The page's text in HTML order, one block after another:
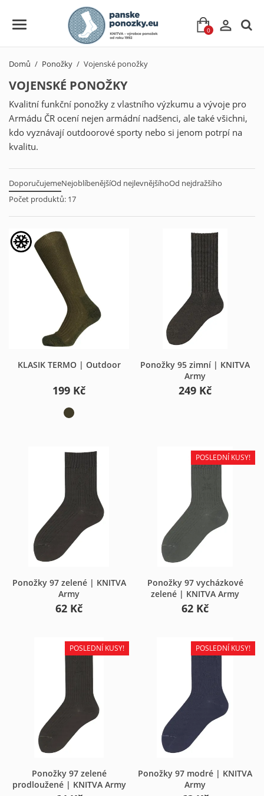
0 
Domů Ponožky Vojenské ponožky
VOJENSKÉ PONOŽKY
Kvalitní funkční ponožky z vlastního výzkumu a vývoje pro
Armádu ČR ocení nejen armádní nadšenci, ale také všichni,
kdo vyznávají outdoorové sporty nebo si jenom potrpí na
kvalitu.
DoporučujemeNejoblíbenějšíOd nejlevnějšíhoOd nejdražšího
Počet produktů: 17
KLASIK TERMO | Outdoor
199 Kč
Ponožky 95 zimní | KNITVA
Army
249 Kč
Ponožky 97 zelené | KNITVA
Army
62 Kč
Ponožky 97 vycházkové
zelené | KNITVA Army
62 Kč
POSLEDNÍ KUSY!
Ponožky 97 zelené
prodloužené | KNITVA Army
POSLEDNÍ KUSY!
Ponožky 97 modré | KNITVA
Army
POSLEDNÍ KUSY!
Vytvořit seznam oblíbených
produktů
×